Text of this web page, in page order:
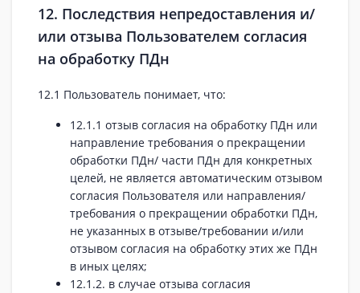
12. Последствия непредоставления и/
или отзыва Пользователем согласия
на обработку ПДн
12.1 Пользователь понимает, что:
12.1.1 отзыв согласия на обработку ПДн или
направление требования о прекращении
обработки ПДн/ части ПДн для конкретных
целей, не является автоматическим отзывом
согласия Пользователя или направления/
требования о прекращении обработки ПДн,
не указанных в отзыве/требовании и/или
отзывом согласия на обработку этих же ПДн
в иных целях;
12.1.2. в случае отзыва согласия